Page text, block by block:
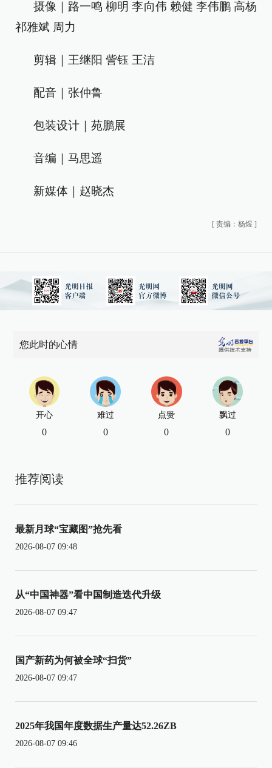
摄像｜路一鸣 柳明 李向伟 赖健 李伟鹏 高杨
祁雅斌 周力
剪辑｜王继阳 訾钰 王洁
配音｜张仲鲁
包装设计｜苑鹏展
音编｜马思遥
新媒体｜赵晓杰
[ 责编：杨煜 ]
您此时的心情
开心
0
难过
0
点赞
0
飘过
0
推荐阅读
最新月球“宝藏图”抢先看
2026-08-07 09:48
从“中国神器”看中国制造迭代升级
2026-08-07 09:47
国产新药为何被全球“扫货”
2026-08-07 09:47
2025年我国年度数据生产量达52.26ZB
2026-08-07 09:46